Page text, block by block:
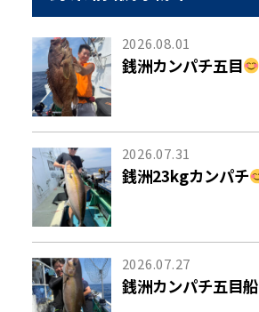
2026.08.01
銭洲カンパチ五目
2026.07.31
銭洲23kgカンパチ
2026.07.27
銭洲カンパチ五目船